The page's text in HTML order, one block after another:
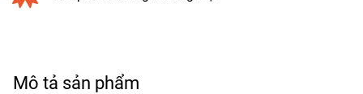
Mô tả sản phẩm